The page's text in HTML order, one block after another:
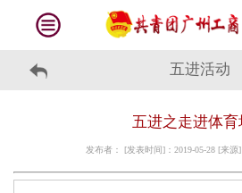
五进活动
五进之走进体育
发布者： [发表时间]：2019-05-28 [来源